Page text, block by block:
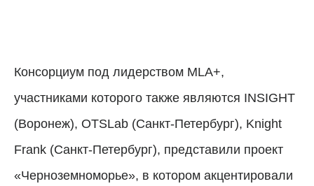
Консорциум под лидерством MLA+,
участниками которого также являются INSIGHT
(Воронеж), OTSLab (Санкт-Петербург), Knight
Frank (Санкт-Петербург), представили проект
«Черноземноморье», в котором акцентировали